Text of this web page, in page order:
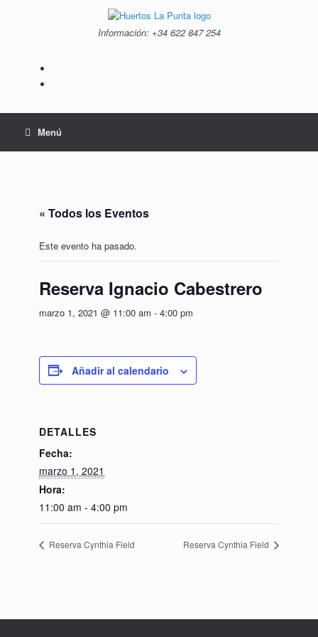
Información: +34 ‭622 847 254‬
Menú
« Todos los Eventos
Este evento ha pasado.
Reserva Ignacio Cabestrero
marzo 1, 2021 @ 11:00 am - 4:00 pm
Añadir al calendario
DETALLES
Fecha:
marzo 1, 2021
Hora:
11:00 am - 4:00 pm
Reserva Cynthia Field Reserva Cynthia Field